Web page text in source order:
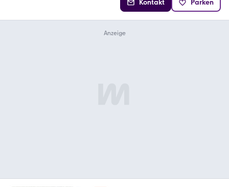
Kontakt Parken